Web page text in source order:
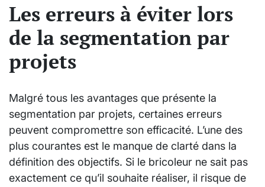
Les erreurs à éviter lors
de la segmentation par
projets
Malgré tous les avantages que présente la
segmentation par projets, certaines erreurs
peuvent compromettre son efficacité. L’une des
plus courantes est le manque de clarté dans la
définition des objectifs. Si le bricoleur ne sait pas
exactement ce qu’il souhaite réaliser, il risque de